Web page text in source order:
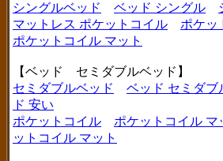
シングルベッド
ベッド シングル
マットレス ポケットコイル
ポケッ
ポケットコイル マット
【ベッド セミダブルベッド】
セミダブルベッド
ベッド セミダブ
ド 安い
ポケットコイル
ポケットコイル マ
ットコイル マット